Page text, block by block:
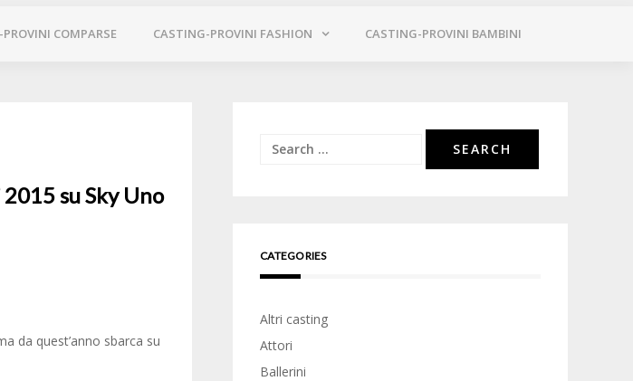
COMPARSE CASTING-PROVINI FASHION CASTING-PROVINI BAMBINI
su Sky Uno
da quest’anno sbarca su
Search
CATEGORIES
Altri casting
Attori
Ballerini